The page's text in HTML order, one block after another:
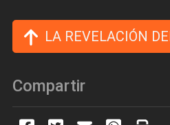
LA REVELACIÓN
Compartir